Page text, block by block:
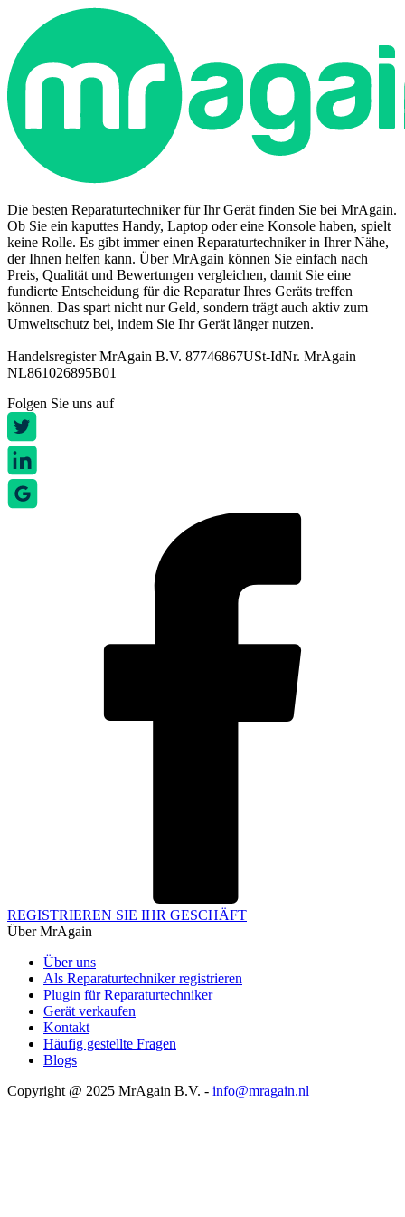
Die besten Reparaturtechniker für Ihr Gerät finden Sie bei MrAgain.
Ob Sie ein kaputtes Handy, Laptop oder eine Konsole haben, spielt
keine Rolle. Es gibt immer einen Reparaturtechniker in Ihrer Nähe,
der Ihnen helfen kann. Über MrAgain können Sie einfach nach
Preis, Qualität und Bewertungen vergleichen, damit Sie eine
fundierte Entscheidung für die Reparatur Ihres Geräts treffen
können. Das spart nicht nur Geld, sondern trägt auch aktiv zum
Umweltschutz bei, indem Sie Ihr Gerät länger nutzen.
Handelsregister MrAgain B.V. 87746867USt-IdNr. MrAgain
NL861026895B01
Folgen Sie uns auf
REGISTRIEREN SIE IHR GESCHÄFT
Über MrAgain
Über uns
Als Reparaturtechniker registrieren
Plugin für Reparaturtechniker
Gerät verkaufen
Kontakt
Häufig gestellte Fragen
Blogs
Copyright @ 2025 MrAgain B.V. - info@mragain.nl